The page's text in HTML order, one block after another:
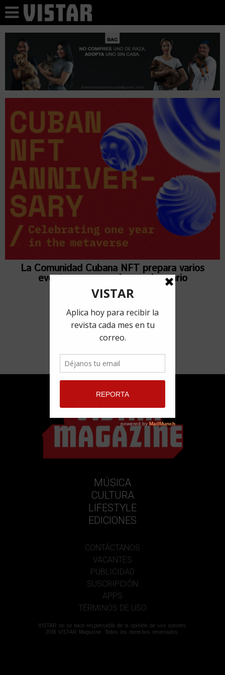
La Comunidad Cubana NFT prepara varios
eventos para su primer aniversario
10 marzo, 2022 porAdyz Lien Rivero
MÚSICA
CULTURA
LIFESTYLE
EDICIONES
CONTÁCTANOS
VACANTES
PUBLICIDAD
SUSCRIPCIÓN
APPS
TÉRMINOS DE USO
VISTAR no se hace responsable de la opinión de sus autores.
2018 VISTAR Magazine. Todos los derechos reservados.